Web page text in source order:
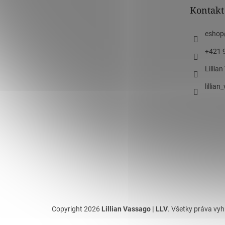
Kontakt
eshop
+421
Lillian
Copyright 2026 Lillian Vassago | LLV. Všetky práva